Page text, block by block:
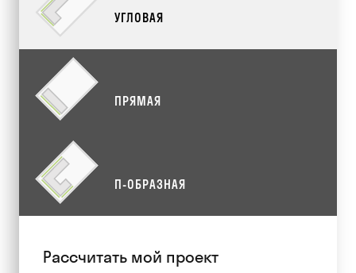
УГЛОВАЯ
ПРЯМАЯ
П-ОБРАЗНАЯ
Рассчитать мой проект